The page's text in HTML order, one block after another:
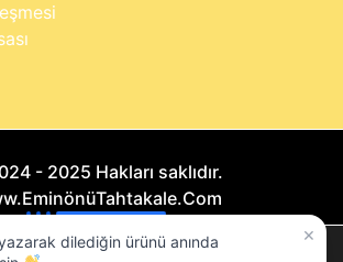
- 2025 Hakları saklıdır.
"Sosyal Megapixel" projesidir.
×
dilediğin ürünü anında
en iyi deneyimi sunmak için çerezleri